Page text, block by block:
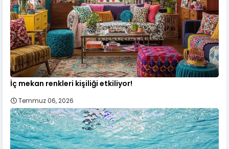
İç mekan renkleri kişiliği etkiliyor!
Temmuz 06, 2026